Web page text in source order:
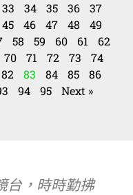
33 34 35 36
37
45 46 47 48
49
58 59 60 61
62
70 71 72 73
74
82 83 84 85
86
94 95 Next »
台，時時勤拂